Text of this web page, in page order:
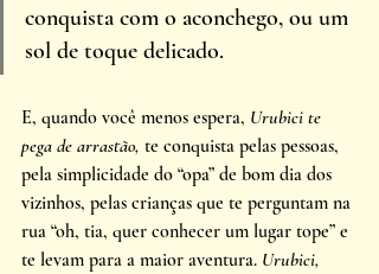
conquista com o aconchego, ou um
sol de toque delicado.
E, quando você menos espera, Urubici te
pega de arrastão, te conquista pelas pessoas,
pela simplicidade do “opa” de bom dia dos
vizinhos, pelas crianças que te perguntam na
rua “oh, tia, quer conhecer um lugar tope” e
te levam para a maior aventura. Urubici,